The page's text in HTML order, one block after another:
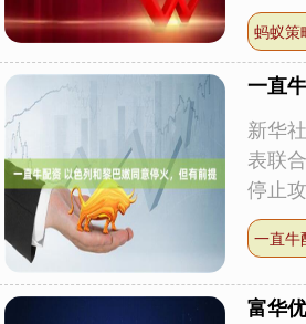
蚂蚁策
一直
新华
表联
停止
一直牛
富华